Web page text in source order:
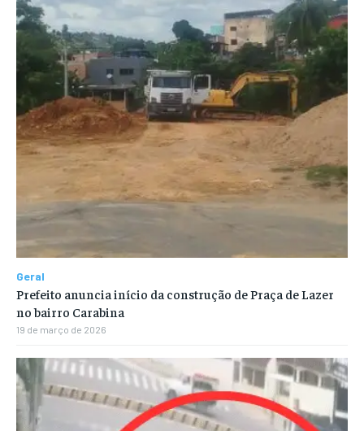
Geral
Prefeito anuncia início da construção de Praça de Lazer
no bairro Carabina
19 de março de 2026